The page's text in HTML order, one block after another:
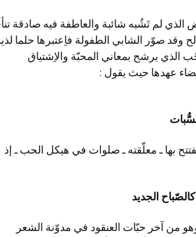
عهدها حيث يقول :
الجديد